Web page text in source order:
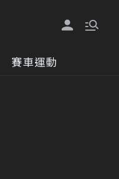
賽車運動